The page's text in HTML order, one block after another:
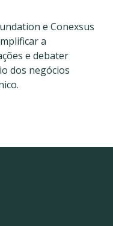
e Conexsus
a
e debater
dos negócios